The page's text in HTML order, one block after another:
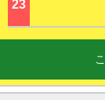
23